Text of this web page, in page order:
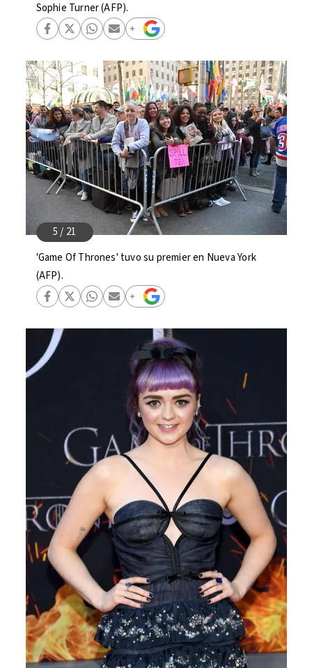
Sophie Turner (AFP).
'Game Of Thrones' tuvo su premier en Nueva York
(AFP).